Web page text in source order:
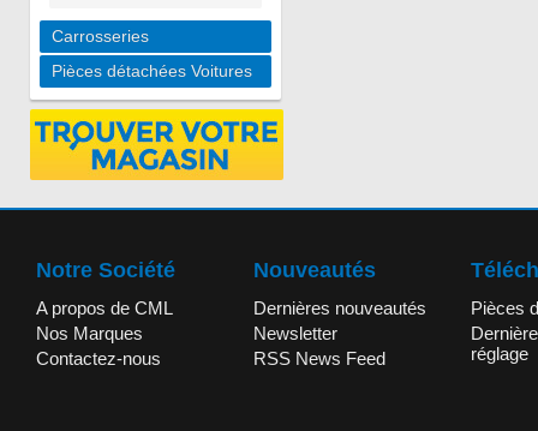
Carrosseries
Pièces détachées Voitures
Notre Société
A propos de CML
Nos Marques
Contactez-nous
Nouveautés
Dernières nouveautés
Newsletter
RSS News Feed
Pièces
réglage